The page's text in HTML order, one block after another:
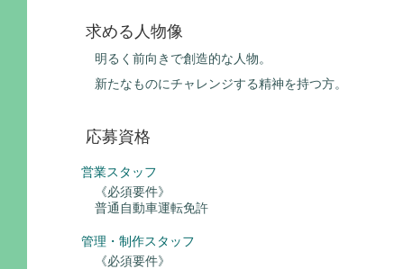
求める人物像
明るく前向きで創造的な人物。
新たなものにチャレンジする精神を持つ方。
応募資格
営業スタッフ
《必須要件》
普通自動車運転免許
管理・制作スタッフ
《必須要件》